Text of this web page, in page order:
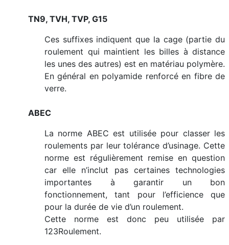
TN9, TVH, TVP, G15
Ces suffixes indiquent que la cage (partie du
roulement qui maintient les billes à distance
les unes des autres) est en matériau polymère.
En général en polyamide renforcé en fibre de
verre.
ABEC
La norme ABEC est utilisée pour classer les
roulements par leur tolérance d’usinage. Cette
norme est régulièrement remise en question
car elle n’inclut pas certaines technologies
importantes à garantir un bon
fonctionnement, tant pour l’efficience que
pour la durée de vie d’un roulement.
Cette norme est donc peu utilisée par
123Roulement.